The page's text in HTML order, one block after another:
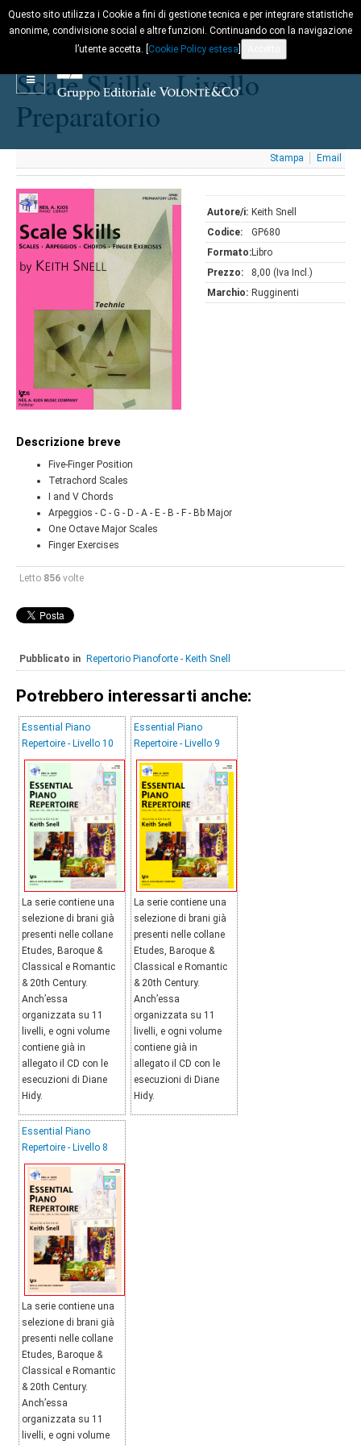
Scale Skills - Livello
Preparatorio
Stampa Email
Autore/i: Keith Snell
Codice:
GP680
Formato:Libro
Prezzo:
8,00 (Iva Incl.)
Marchio: Rugginenti
Descrizione breve
Five-Finger Position
Tetrachord Scales
I and V Chords
Arpeggios - C - G - D - A - E - B - F - Bb Major
One Octave Major Scales
Finger Exercises
Letto 856 volte
Pubblicato in Repertorio Pianoforte - Keith Snell
Potrebbero interessarti anche:
Essential Piano
Repertoire - Livello 10
La serie contiene una
selezione di brani già
presenti nelle collane
Etudes, Baroque &
Classical e Romantic
& 20th Century.
Anch’essa
organizzata su 11
livelli, e ogni volume
contiene già in
allegato il CD con le
esecuzioni di Diane
Hidy.
Essential Piano
Repertoire - Livello 9
La serie contiene una
selezione di brani già
presenti nelle collane
Etudes, Baroque &
Classical e Romantic
& 20th Century.
Anch’essa
organizzata su 11
livelli, e ogni volume
contiene già in
allegato il CD con le
esecuzioni di Diane
Hidy.
Essential Piano
Repertoire - Livello 8
La serie contiene una
selezione di brani già
presenti nelle collane
Etudes, Baroque &
Classical e Romantic
& 20th Century.
Anch’essa
organizzata su 11
livelli, e ogni volume
Questo sito utilizza i Cookie a fini di gestione tecnica e per integrare statistiche
anonime, condivisione social e altre funzioni. Continuando con la navigazione
l’utente accetta. [ Cookie Policy estesa